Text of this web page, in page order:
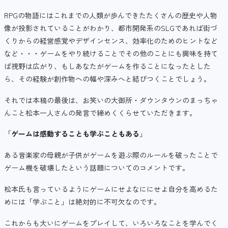
RPGの物語にはこれまでの人類が歩んできたたくさんの歴史や人物
像が投影されていることがわかり、都市開発系のSLGであれば街づ
くりからの経営感覚やデザインセンス、効率化のためのヒントなど
など・・・ゲームをやり続けることでその他のことにも興味を持て
ば視野は広がり、もしあなたがゲームを作ることになったとした
ら、その経験が創作物への幅や深みへと結びつくことでしょう。
それでは本稿の最後は、お笑いの大御所・ダウンタウンのまっちゃ
んこと松本一人さんの発言で締めくくらせていただきます。
「ゲームは感動することも学ぶこともある 」
ある音楽家の母親が子供がゲームを遊ぶ際のルールを破ったことで
ゲーム機を破壊したという話題についてのコメントです。
松本氏も言っているようにゲームにせよなににせよ自分を高めるた
めには「学ぶこと」は絶対的に不可欠なのです。
これからも大いにゲームをプレイして、いろいろなことを学んでく